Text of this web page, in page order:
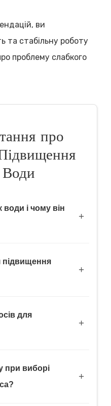
ви
та стабільну роботу
проблему слабкого
про
і чому він
для
при виборі